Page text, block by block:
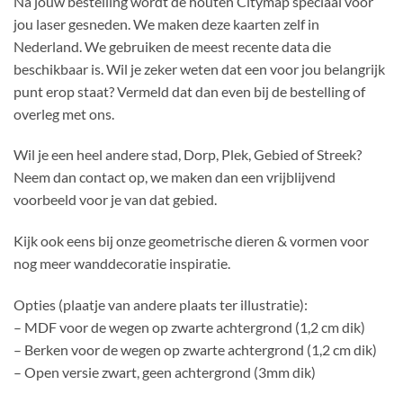
jou laser gesneden. We maken deze kaarten zelf in
Nederland. We gebruiken de meest recente data die
beschikbaar is. Wil je zeker weten dat een voor jou belangrijk
punt erop staat? Vermeld dat dan even bij de bestelling of
overleg met ons.
Wil je een heel andere stad, Dorp, Plek, Gebied of Streek?
Neem dan contact op, we maken dan een vrijblijvend
voorbeeld voor je van dat gebied.
Kijk ook eens bij onze geometrische dieren & vormen voor
nog meer wanddecoratie inspiratie.
Opties (plaatje van andere plaats ter illustratie):
– MDF voor de wegen op zwarte achtergrond (1,2 cm dik)
– Berken voor de wegen op zwarte achtergrond (1,2 cm dik)
– Open versie zwart, geen achtergrond (3mm dik)